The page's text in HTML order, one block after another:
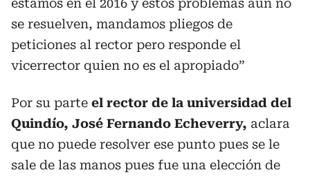
estamos en el 2016 y estos problemas aún no
se resuelven, mandamos pliegos de
peticiones al rector pero responde el
vicerrector quien no es el apropiado”
Por su parte el rector de la universidad del
Quindío, José Fernando Echeverry, aclara
que no puede resolver ese punto pues se le
sale de las manos pues fue una elección de